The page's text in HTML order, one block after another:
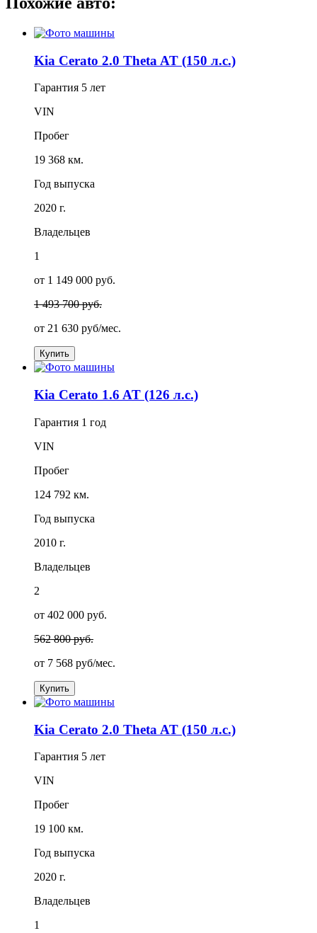
Kia Cerato 2.0 Theta AT (150 л.с.)
Гарантия 5 лет
VIN
Пробег
19 368 км.
Год выпуска
2020 г.
Владельцев
1
от 1 149 000 руб.
1 493 700 руб.
от 21 630 руб/мес.
Купить
Kia Cerato 1.6 AT (126 л.с.)
Гарантия 1 год
VIN
Пробег
124 792 км.
Год выпуска
2010 г.
Владельцев
2
от 402 000 руб.
562 800 руб.
от 7 568 руб/мес.
Купить
Kia Cerato 2.0 Theta AT (150 л.с.)
Гарантия 5 лет
VIN
Пробег
19 100 км.
Год выпуска
2020 г.
Владельцев
1